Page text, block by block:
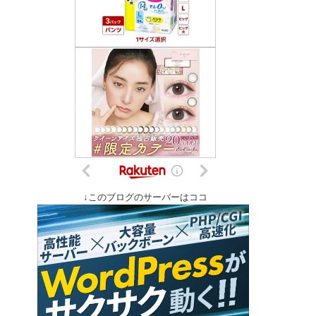
↓このブログのサーバーはココ